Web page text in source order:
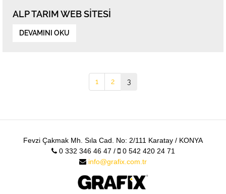
ALP TARIM WEB SITESI
DEVAMINI OKU
1 2 3
Fevzi Çakmak Mh. Sıla Cad. No: 2/111 Karatay / KONYA
0 332 346 46 47 / 0 542 420 24 71
info@grafix.com.tr